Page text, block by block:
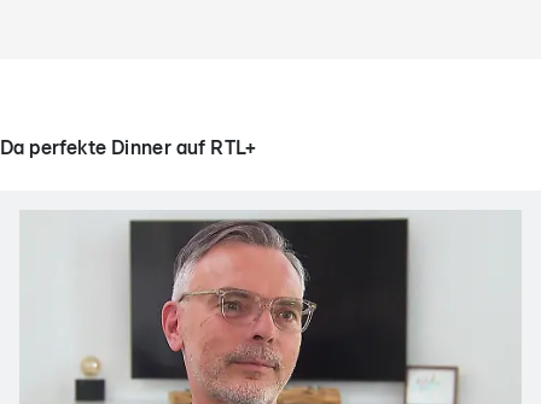
Da perfekte Dinner auf RTL+